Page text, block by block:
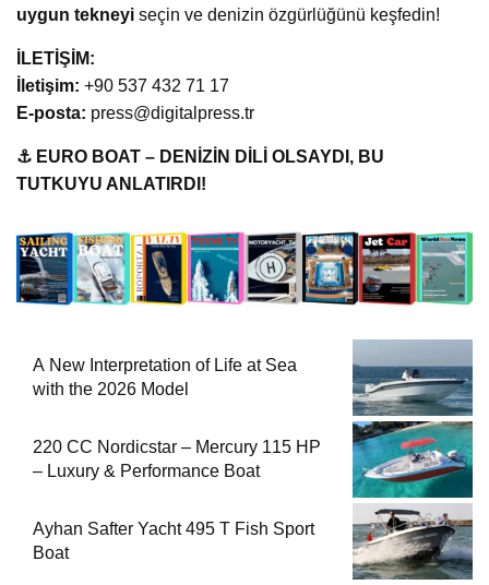
uygun tekneyi seçin ve denizin özgürlüğünü keşfedin!
İLETİŞİM:
İletişim: +90 537 432 71 17
E-posta: press@digitalpress.tr
⚓ EURO BOAT – DENİZİN DİLİ OLSAYDI, BU
TUTKUYU ANLATIRDI!
A New Interpretation of Life at Sea
with the 2026 Model
220 CC Nordicstar – Mercury 115 HP
– Luxury & Performance Boat
Ayhan Safter Yacht 495 T Fish Sport
Boat